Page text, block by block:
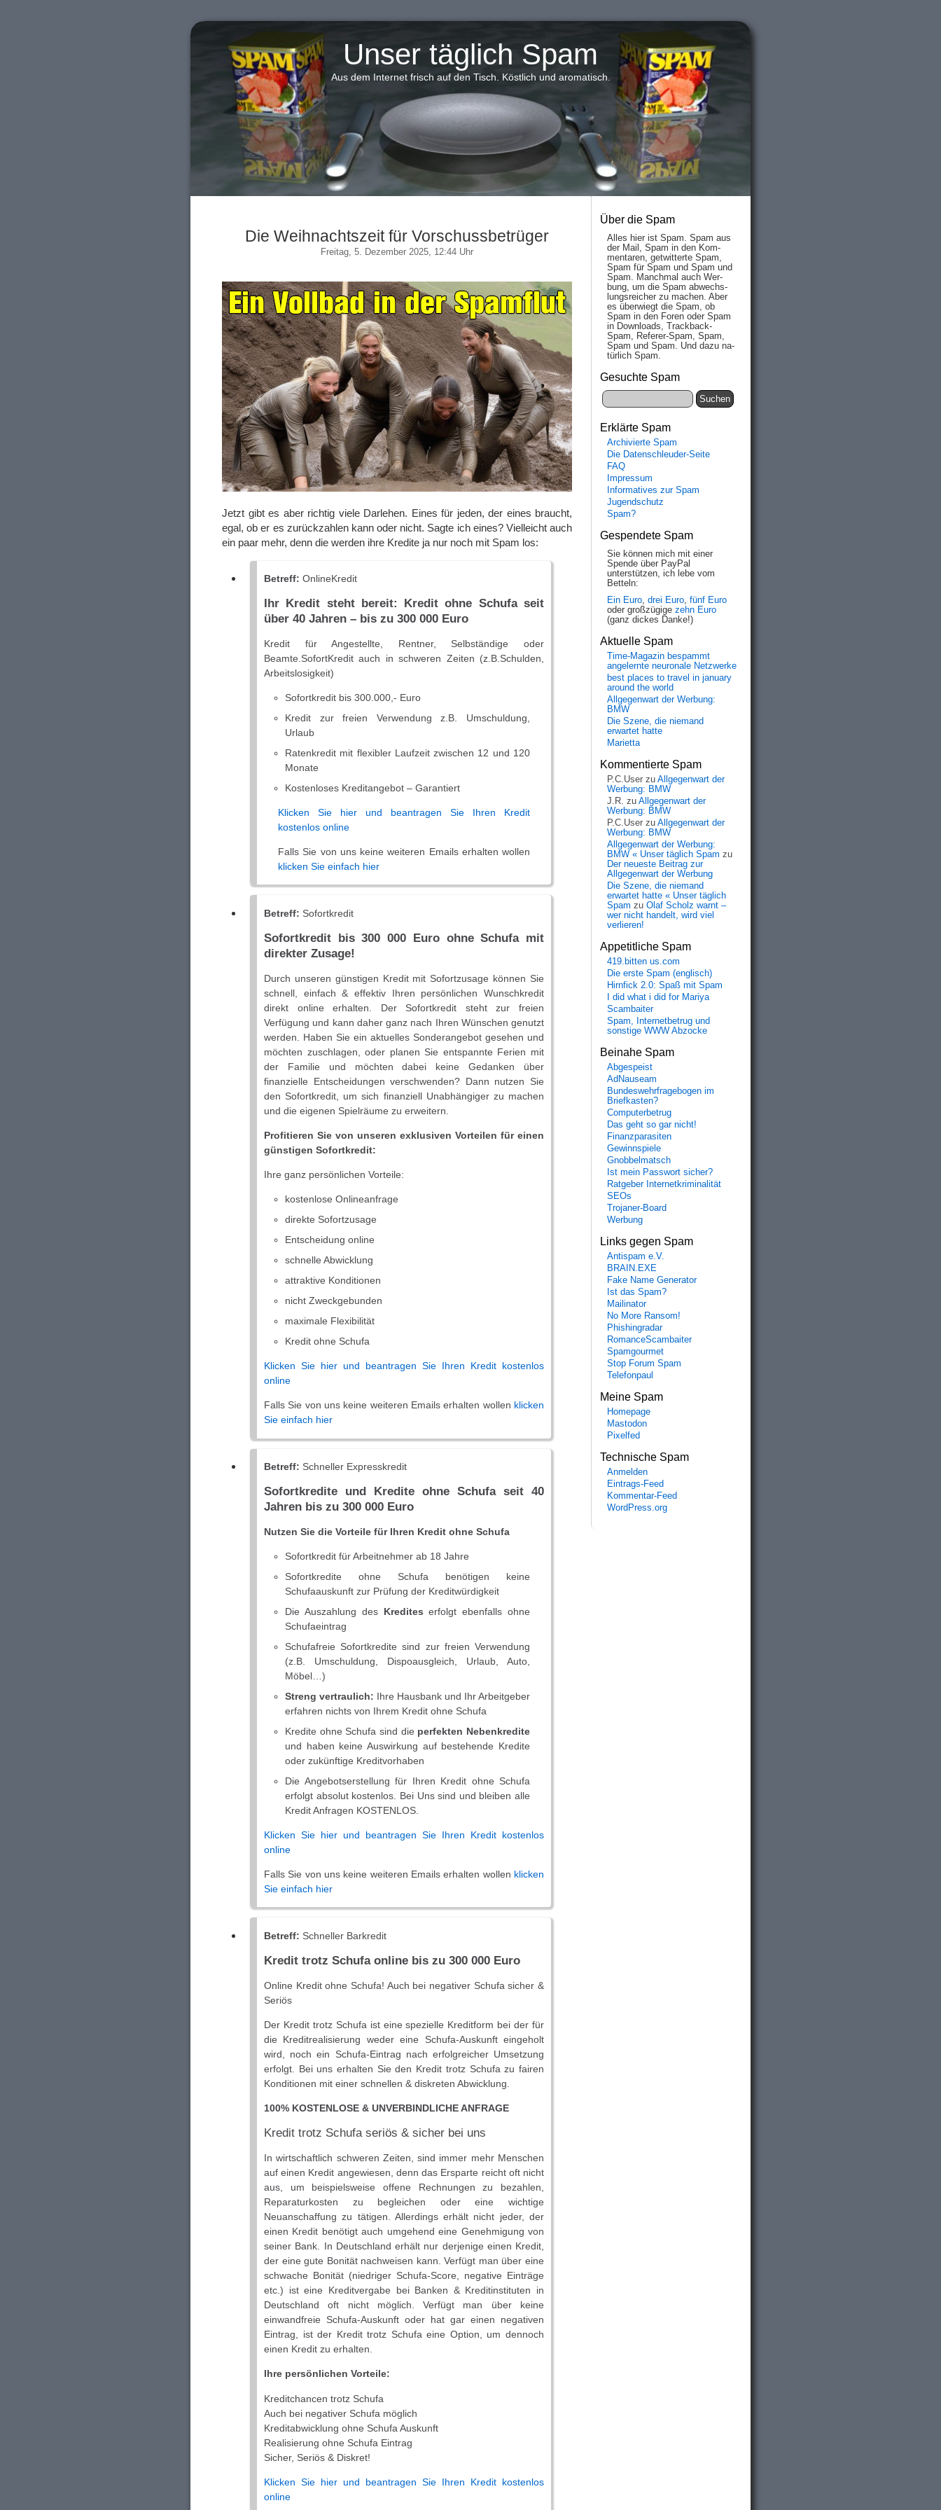
Unser täglich Spam
Aus dem Internet frisch auf den Tisch. Köstlich und aromatisch.
Die Weihnachtszeit für Vorschussbetrüger
Freitag, 5. Dezember 2025, 12:44 Uhr
Jetzt gibt es aber richtig viele Darlehen. Eines für jeden, der eines braucht,
egal, ob er es zurückzahlen kann oder nicht. Sagte ich eines? Vielleicht auch
ein paar mehr, denn die werden ihre Kredite ja nur noch mit Spam los:
Betreff: OnlineKredit
Ihr Kredit steht bereit: Kredit ohne Schufa seit
über 40 Jahren – bis zu 300 000 Euro
Kredit für Angestellte, Rentner, Selbständige oder
Beamte.SofortKredit auch in schweren Zeiten (z.B.Schulden,
Arbeitslosigkeit)
Sofortkredit bis 300.000,- Euro
Kredit zur freien Verwendung z.B. Umschuldung,
Urlaub
Ratenkredit mit flexibler Laufzeit zwischen 12 und 120
Monate
Kostenloses Kreditangebot – Garantiert
Klicken Sie hier und beantragen Sie Ihren Kredit
kostenlos online
Falls Sie von uns keine weiteren Emails erhalten wollen
klicken Sie einfach hier
Betreff: Sofortkredit
Sofortkredit bis 300 000 Euro ohne Schufa mit
direkter Zusage!
Durch unseren günstigen Kredit mit Sofortzusage können Sie
schnell, einfach & effektiv Ihren persönlichen Wunschkredit
direkt online erhalten. Der Sofortkredit steht zur freien
Verfügung und kann daher ganz nach Ihren Wünschen genutzt
werden. Haben Sie ein aktuelles Sonderangebot gesehen und
möchten zuschlagen, oder planen Sie entspannte Ferien mit
der Familie und möchten dabei keine Gedanken über
finanzielle Entscheidungen verschwenden? Dann nutzen Sie
den Sofortkredit, um sich finanziell Unabhängiger zu machen
und die eigenen Spielräume zu erweitern.
Profitieren Sie von unseren exklusiven Vorteilen für einen
günstigen Sofortkredit:
Ihre ganz persönlichen Vorteile:
kostenlose Onlineanfrage
direkte Sofortzusage
Entscheidung online
schnelle Abwicklung
attraktive Konditionen
nicht Zweckgebunden
maximale Flexibilität
Kredit ohne Schufa
Klicken Sie hier und beantragen Sie Ihren Kredit kostenlos
online
Falls Sie von uns keine weiteren Emails erhalten wollen klicken
Sie einfach hier
Betreff: Schneller Expresskredit
Sofortkredite und Kredite ohne Schufa seit 40
Jahren bis zu 300 000 Euro
Nutzen Sie die Vorteile für Ihren Kredit ohne Schufa
Sofortkredit für Arbeitnehmer ab 18 Jahre
Sofortkredite ohne Schufa benötigen keine
Schufaauskunft zur Prüfung der Kreditwürdigkeit
Die Auszahlung des Kredites erfolgt ebenfalls ohne
Schufaeintrag
Schufafreie Sofortkredite sind zur freien Verwendung
(z.B. Umschuldung, Dispoausgleich, Urlaub, Auto,
Möbel…)
Streng vertraulich: Ihre Hausbank und Ihr Arbeitgeber
erfahren nichts von Ihrem Kredit ohne Schufa
Kredite ohne Schufa sind die perfekten Nebenkredite
und haben keine Auswirkung auf bestehende Kredite
oder zukünftige Kreditvorhaben
Die Angebotserstellung für Ihren Kredit ohne Schufa
erfolgt absolut kostenlos. Bei Uns sind und bleiben alle
Kredit Anfragen KOSTENLOS.
Klicken Sie hier und beantragen Sie Ihren Kredit kostenlos
online
Falls Sie von uns keine weiteren Emails erhalten wollen klicken
Sie einfach hier
Betreff: Schneller Barkredit
Kredit trotz Schufa online bis zu 300 000 Euro
Online Kredit ohne Schufa! Auch bei negativer Schufa sicher &
Seriös
Der Kredit trotz Schufa ist eine spezielle Kreditform bei der für
die Kreditrealisierung weder eine Schufa-Auskunft eingeholt
wird, noch ein Schufa-Eintrag nach erfolgreicher Umsetzung
erfolgt. Bei uns erhalten Sie den Kredit trotz Schufa zu fairen
Konditionen mit einer schnellen & diskreten Abwicklung.
100% KOSTENLOSE & UNVERBINDLICHE ANFRAGE
Kredit trotz Schufa seriös & sicher bei uns
In wirtschaftlich schweren Zeiten, sind immer mehr Menschen
auf einen Kredit angewiesen, denn das Ersparte reicht oft nicht
aus, um beispielsweise offene Rechnungen zu bezahlen,
Reparaturkosten zu begleichen oder eine wichtige
Neuanschaffung zu tätigen. Allerdings erhält nicht jeder, der
einen Kredit benötigt auch umgehend eine Genehmigung von
seiner Bank. In Deutschland erhält nur derjenige einen Kredit,
der eine gute Bonität nachweisen kann. Verfügt man über eine
schwache Bonität (niedriger Schufa-Score, negative Einträge
etc.) ist eine Kreditvergabe bei Banken & Kreditinstituten in
Deutschland oft nicht möglich. Verfügt man über keine
einwandfreie Schufa-Auskunft oder hat gar einen negativen
Eintrag, ist der Kredit trotz Schufa eine Option, um dennoch
einen Kredit zu erhalten.
Ihre persönlichen Vorteile:
Kreditchancen trotz Schufa
Auch bei negativer Schufa möglich
Kreditabwicklung ohne Schufa Auskunft
Realisierung ohne Schufa Eintrag
Sicher, Seriös & Diskret!
Klicken Sie hier und beantragen Sie Ihren Kredit kostenlos
online
Über die Spam
Alles hier ist Spam. Spam aus
der Mail, Spam in den Kom­
men­taren, ge­twit­ter­te Spam,
Spam für Spam und Spam und
Spam. Manch­mal auch Wer­
bung, um die Spam ab­wechs­
lungs­reich­er zu mach­en. Aber
es über­wiegt die Spam, ob
Spam in den Fo­ren oder Spam
in Down­loads, Track­back-
Spam, Re­fe­rer-Spam, Spam,
Spam und Spam. Und da­zu na­
tür­lich Spam.
Gesuchte Spam
Erklärte Spam
Archivierte Spam
Die Datenschleuder-Seite
FAQ
Impressum
Informatives zur Spam
Jugendschutz
Spam?
Gespendete Spam
Sie können mich mit einer
Spende über PayPal
unterstützen, ich lebe vom
Betteln:
Ein Euro, drei Euro, fünf Euro
oder großzügige zehn Euro
(ganz dickes Danke!)
Aktuelle Spam
Time-Magazin bespammt
angelernte neuronale Netzwerke
best places to travel in january
around the world
Allgegenwart der Werbung:
BMW
Die Szene, die niemand
erwartet hatte
Marietta
Kommentierte Spam
P.C.User zu Allgegenwart der
Werbung: BMW
J.R. zu Allgegenwart der
Werbung: BMW
P.C.User zu Allgegenwart der
Werbung: BMW
Allgegenwart der Werbung:
BMW « Unser täglich Spam zu
Der neueste Beitrag zur
Allgegenwart der Werbung
Die Szene, die niemand
erwartet hatte « Unser täglich
Spam zu Olaf Scholz warnt –
wer nicht handelt, wird viel
verlieren!
Appetitliche Spam
419.bitten us.com
Die erste Spam (englisch)
Hirnfick 2.0: Spaß mit Spam
I did what i did for Mariya
Scambaiter
Spam, Internetbetrug und
sonstige WWW Abzocke
Beinahe Spam
Abgespeist
AdNauseam
Bundeswehrfragebogen im
Briefkasten?
Computerbetrug
Das geht so gar nicht!
Finanzparasiten
Gewinnspiele
Gnobbelmatsch
Ist mein Passwort sicher?
Ratgeber Internetkriminalität
SEOs
Trojaner-Board
Werbung
Links gegen Spam
Antispam e.V.
BRAIN.EXE
Fake Name Generator
Ist das Spam?
Mailinator
No More Ransom!
Phishingradar
RomanceScambaiter
Spamgourmet
Stop Forum Spam
Telefonpaul
Meine Spam
Homepage
Mastodon
Pixelfed
Technische Spam
Anmelden
Eintrags-Feed
Kommentar-Feed
WordPress.org